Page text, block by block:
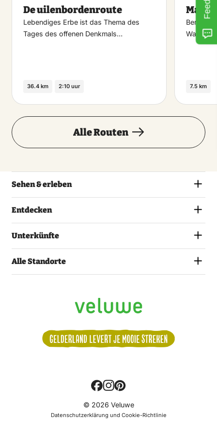
De uilenbordenroute
Lebendiges Erbe ist das Thema des
Tages des offenen Denkmals…
36.4 km 2:10 uur
Berühmt
7.5 km
Alle Routen
Sehen & erleben
Entdecken
Unterkünfte
Alle Standorte
Volg
ons:
© 2026 Veluwe
Datenschutzerklärung und Cookie-Richtlinie